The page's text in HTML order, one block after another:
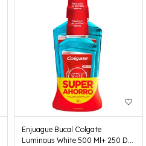
Enjuague Bucal Colgate
Luminous White 500 Ml+ 250 De